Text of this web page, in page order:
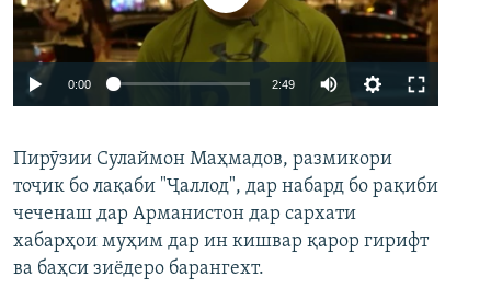
Auto 240p 360p 480p
720p 1080p
0:00 2:49
360p
480p
Пирӯзии Сулаймон Маҳмадов, размикори
тоҷик бо лақаби "Ҷаллод", дар набард бо рақиби
чеченаш дар Арманистон дар сархати
хабарҳои муҳим дар ин кишвар қарор гирифт
ва баҳси зиёдеро барангехт.